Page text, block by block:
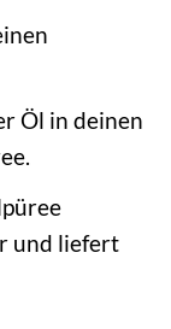
Öl in deinen
und liefert